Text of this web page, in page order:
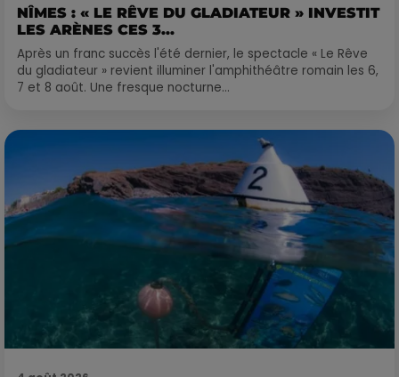
NÎMES : « LE RÊVE DU GLADIATEUR » INVESTIT
LES ARÈNES CES 3...
Après un franc succès l'été dernier, le spectacle « Le Rêve
du gladiateur » revient illuminer l'amphithéâtre romain les 6,
7 et 8 août. Une fresque nocturne...